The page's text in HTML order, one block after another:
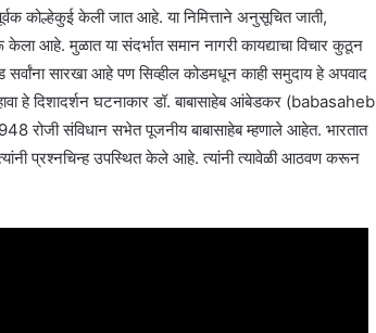
कोल्हेकुई केली जात आहे. या निमित्ताने अनुसूचित जाती,
आहे. मुळात या संदर्भात समान नागरी कायद्याचा विचार कुठून
सारखा आहे पण सिव्हील कोडमधून काही समुदाय हे अपवाद
हे दिशादर्शन घटनाकार डॉ. बाबासाहेब आंबेडकर (babasaheb
रोजी संविधान सभेत पूजनीय बाबासाहेब म्हणाले आहेत. भारतात
त्यांनी प्रश्नचिन्ह उपस्थित केले आहे. त्यांनी त्यावेळी आठवण करून